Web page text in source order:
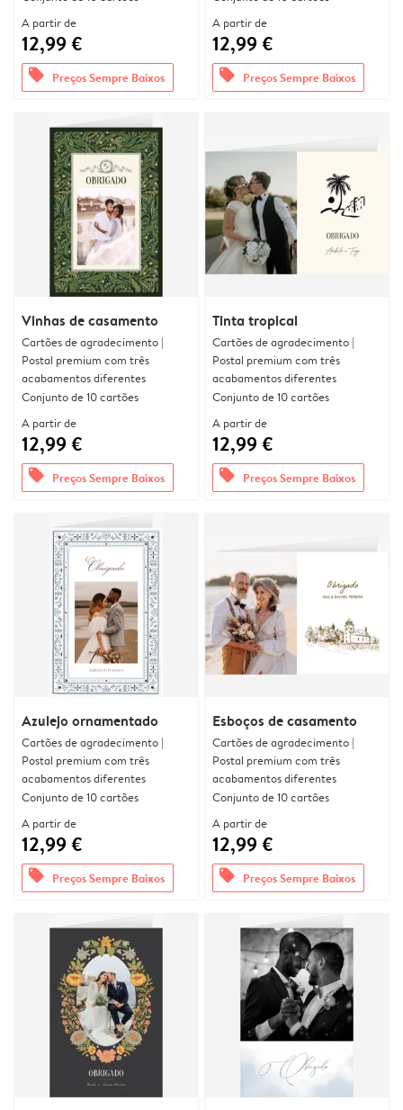
A partir de
12,99 €
offers Preços Sempre Baixos
A partir de
12,99 €
offers Preços Sempre Baixos
Vinhas de casamento
Cartões de agradecimento |
Postal premium com três
acabamentos diferentes
Conjunto de 10 cartões
A partir de
12,99 €
offers Preços Sempre Baixos
Tinta tropical
Cartões de agradecimento |
Postal premium com três
acabamentos diferentes
Conjunto de 10 cartões
A partir de
12,99 €
offers Preços Sempre Baixos
Azulejo ornamentado
Cartões de agradecimento |
Postal premium com três
acabamentos diferentes
Conjunto de 10 cartões
A partir de
12,99 €
offers Preços Sempre Baixos
Esboços de casamento
Cartões de agradecimento |
Postal premium com três
acabamentos diferentes
Conjunto de 10 cartões
A partir de
12,99 €
offers Preços Sempre Baixos